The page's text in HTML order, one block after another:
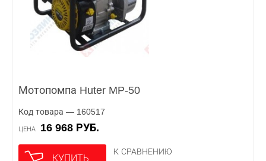
Мотопомпа Huter MP-50
Код товара — 160517
ЦЕНА 16 968 РУБ.
КУПИТЬ
К СРАВНЕНИЮ